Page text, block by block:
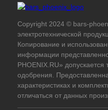
Copyright 2024 © bars-
электротехнической
Копирование и
информации
PHOENIX.RU» допускается
одобрения.
характеристиках и
отличаться от данных